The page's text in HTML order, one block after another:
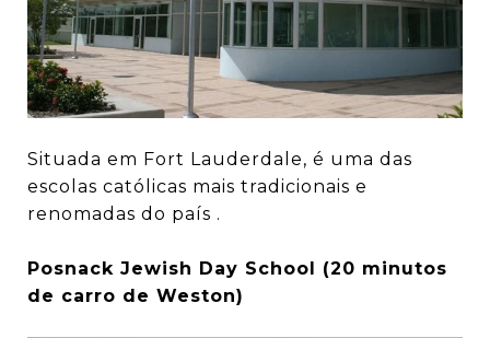
Situada em Fort Lauderdale, é uma das
escolas católicas mais tradicionais e
renomadas do país .
Posnack Jewish Day School (20 minutos
de carro de Weston)